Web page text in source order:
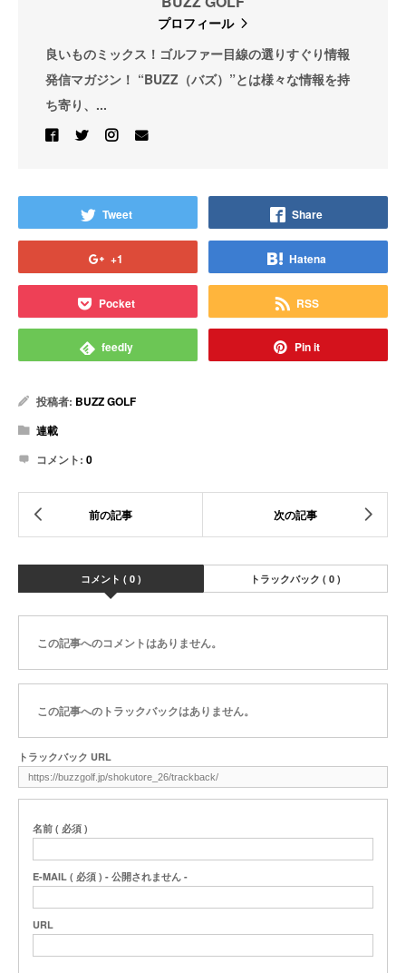
プロフィール
良いものミックス！ゴルファー目線の選りすぐり情報
発信マガジン！ “BUZZ（バズ）”とは様々な情報を持
ち寄り、...
Tweet Share
+1 Hatena
Pocket RSS
feedly Pin it
投稿者: BUZZ GOLF
連載
コメント: 0
コメント ( 0 ) トラックバック ( 0 )
この記事へのコメントはありません。
この記事へのトラックバックはありません。
トラックバック URL
名前 ( 必須 )
E-MAIL ( 必須 ) - 公開されません -
URL